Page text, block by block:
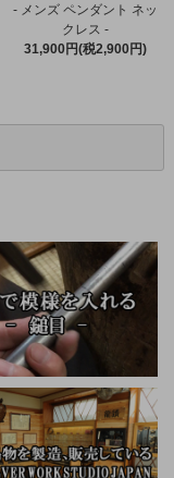
- メンズ ペンダント ネッ
クレス -
31,900円(税2,900円)